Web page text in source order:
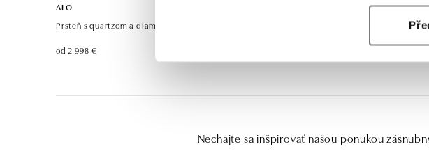
ALO
Prsteň s quartzom a diamantmi Niche
od 2 998 €
Nechajte sa inšpirovať našou ponukou